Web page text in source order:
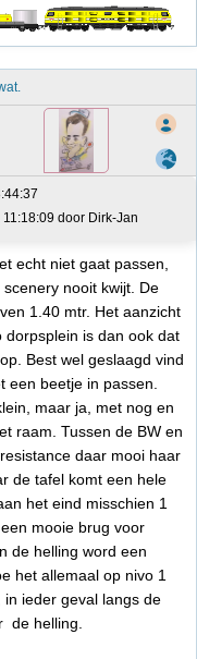
door Dirk-Jan
echt niet gaat passen,
nooit kwijt. De
1.40 mtr. Het aanzicht
dorpsplein is dan ook dat
Best wel geslaagd vind
een beetje in passen.
maar ja, met nog en
raam. Tussen de BW en
daar mooi haar
de tafel komt een hele
het eind misschien 1
mooie brug voor
de helling word een
het allemaal op nivo 1
ieder geval langs de
de helling.